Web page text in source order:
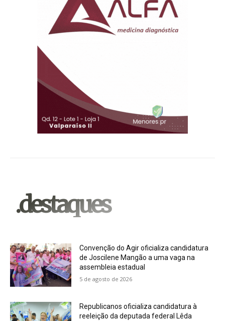
.destaques
Convenção do Agir oficializa candidatura
de Joscilene Mangão a uma vaga na
assembleia estadual
5 de agosto de 2026
Republicanos oficializa candidatura à
reeleição da deputada federal Lêda